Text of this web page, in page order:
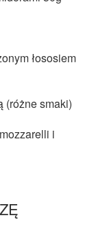
łososiem
(różne smaki)
i